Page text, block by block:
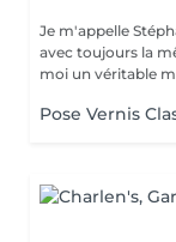
Je m'appelle
avec toujours la
moi un véritable
Pose Vernis